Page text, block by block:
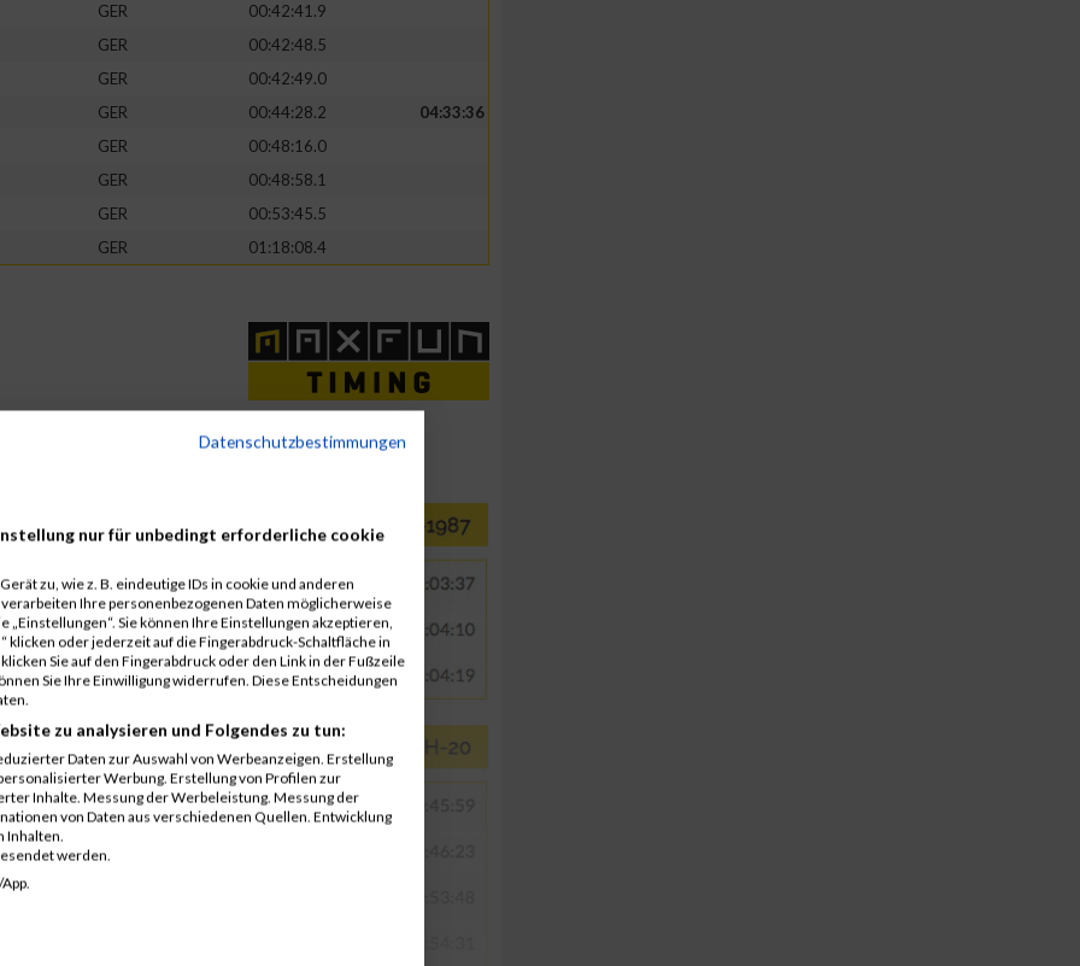
GER
00:42:41.9
GER
00:42:48.5
GER
00:42:49.0
GER 00:44:28.2
04:33:36
GER
00:48:16.0
GER
00:48:58.1
GER
00:53:45.5
GER 01:18:08.4
Datenschutzbestimmungen
nur für unbedingt erforderliche cookie
zu, wie z. B. eindeutige IDs in cookie und anderen
Ihre personenbezogenen Daten möglicherweise
Sie können Ihre Einstellungen akzeptieren,
klicken oder jederzeit auf die Fingerabdruck-Schaltfläche in
Sie auf den Fingerabdruck oder den Link in der Fußzeile
Sie Ihre Einwilligung widerrufen. Diese Entscheidungen
zu analysieren und Folgendes zu tun:
Daten zur Auswahl von Werbeanzeigen. Erstellung
Werbung. Erstellung von Profilen zur
Inhalte. Messung der Werbeleistung. Messung der
von Daten aus verschiedenen Quellen. Entwicklung
Inhalten.
werden.